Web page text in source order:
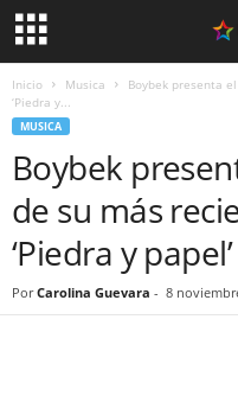
Inicio Musica
Boybek presenta
‘Piedra y...
MUSICA
Boybek
de su más
‘Piedra y papel’
Por Carolina Guevara - 8